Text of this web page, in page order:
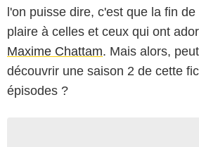
l'on puisse dire, c'est que la fin
plaire à celles et ceux qui ont
Maxime Chattam. Mais alors,
découvrir une saison 2 de cette
épisodes ?